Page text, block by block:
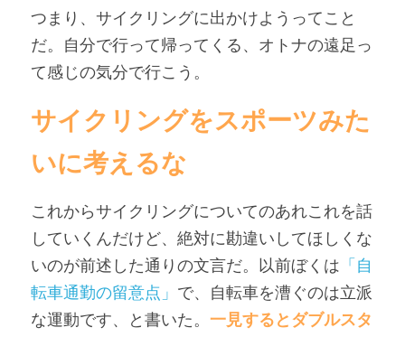
つまり、サイクリングに出かけようってこと
だ。自分で行って帰ってくる、オトナの遠足っ
て感じの気分で行こう。
サイクリングをスポーツみた
いに考えるな
これからサイクリングについてのあれこれを話
していくんだけど、絶対に勘違いしてほしくな
いのが前述した通りの文言だ。以前ぼくは 「自
転車通勤の留意点」 で、自転車を漕ぐのは立派
な運動です、と書いた。 一見するとダブルスタ